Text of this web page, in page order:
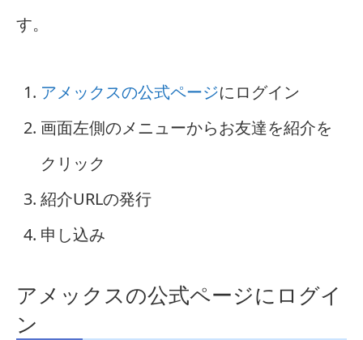
す。
アメックスの公式ページにログイン
画面左側のメニューからお友達を紹介を
クリック
紹介URLの発行
申し込み
アメックスの公式ページにログイ
ン